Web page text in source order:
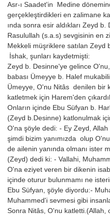
Asr-ı Saadet'in Medine
gerçekleştirdikleri en zalimane
ında sonra esir aldıkları Zeyd b.
Rasulullah (s.a.s) sevgisinin en
Mekkeli müşriklere satılan Zeyd
İshak, şunları kaydetmişti:
Zeyd b. Desinne'ye gelince
babası Ümeyye b. Halef
Ümeyye, O'nu Nitâs denilen bir
katletmek için Harem'den
Onların içinde Ebu Süfyan b.
(Zeyd b.Desinne) katlonulmak
O'na şöyle dedi: - Ey Zeyd,
şimdi bizim yanımızda olup
de ailenin yanında olmanı ister
(Zeyd) dedi ki: - Vallahi,
O'na eziyet veren bir dikenin
içinde oturur bulunmamı ne
Ebu Süfyan, şöyle diyordu:-
Muhammed'i sevmesi gibi
Sonra Nitâs, O'nu katletti.(Allah,